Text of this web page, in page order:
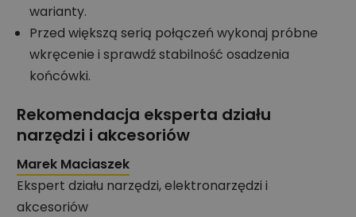
warianty.
Przed większą serią połączeń wykonaj próbne
wkręcenie i sprawdź stabilność osadzenia
końcówki.
Rekomendacja eksperta działu
narzędzi i akcesoriów
Marek Maciaszek
Ekspert działu narzędzi, elektronarzędzi i
akcesoriów